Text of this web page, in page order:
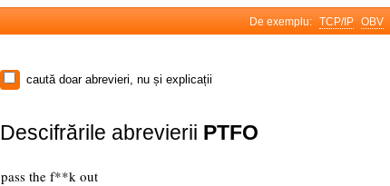
De exemplu: TCP/IP OBV
caută doar abrevieri, nu și explicații
Descifrările abrevierii PTFO
pass the f**k out